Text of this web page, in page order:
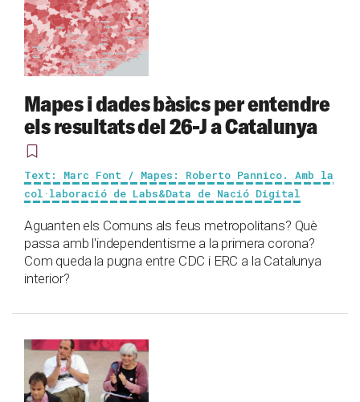
Mapes i dades bàsics per entendre
els resultats del 26-J a Catalunya
Text: Marc Font / Mapes: Roberto Pannico. Amb la
col·laboració de Labs&Data de Nació Digital
Aguanten els Comuns als feus metropolitans? Què
passa amb l'independentisme a la primera corona?
Com queda la pugna entre CDC i ERC a la Catalunya
interior?